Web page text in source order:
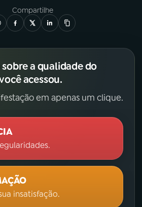
Compartilhe
a qualidade do
acessou.
em apenas um clique.
insatisfação.